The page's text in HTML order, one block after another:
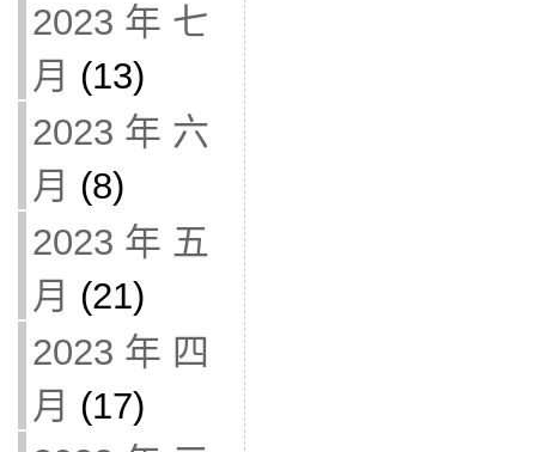
2023 年 七
月 (13)
2023 年 六
月 (8)
2023 年 五
月 (21)
2023 年 四
月 (17)